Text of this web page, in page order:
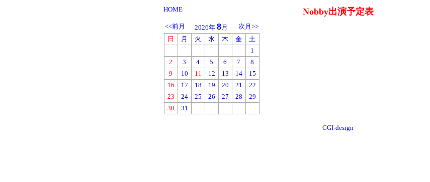
HOME Nobby出演予定表
<<前月
2026年 8月
次月>>
日
月 火 水 木 金
土
1
2
3 4 5 6 7
8
9
10 11 12 13 14
15
16
17 18 19 20 21
22
23
24 25 26 27 28
29
30
31
CGI-design